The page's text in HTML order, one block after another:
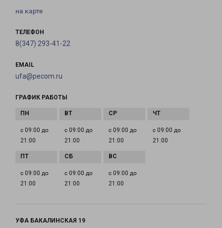
на карте
ТЕЛЕФОН
8(347) 293-41-22
EMAIL
ufa@pecom.ru
ГРАФИК РАБОТЫ
с 09:00 до
21:00
с 09:00 до
21:00
с 09:00 до
21:00
с 09:00 до
21:00
с 09:00 до
21:00
с 09:00 до
21:00
с 09:00 до
21:00
УФА БАКАЛИНСКАЯ 19